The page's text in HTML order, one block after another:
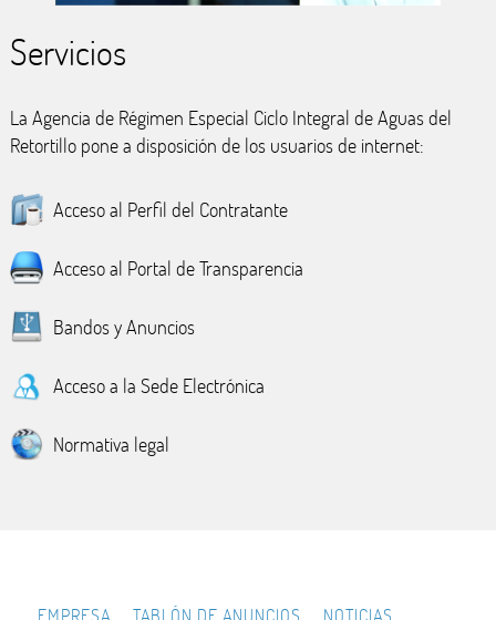
Servicios
La Agencia de Régimen Especial Ciclo Integral de Aguas del
Retortillo pone a disposición de los usuarios de internet:
Acceso al Perfil del Contratante
Acceso al Portal de Transparencia
Bandos y Anuncios
Acceso a la Sede Electrónica
Normativa legal